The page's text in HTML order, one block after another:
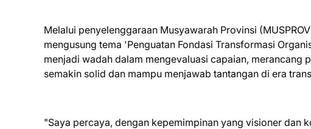
Melalui penyelenggaraan Musyawarah Provinsi
mengusung tema 'Penguatan Fondasi Transformasi
menjadi wadah dalam mengevaluasi capaian, merancang
semakin solid dan mampu menjawab tantangan di era
"Saya percaya, dengan kepemimpinan yang visioner dan